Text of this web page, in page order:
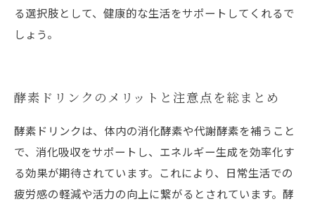
る選択肢として、健康的な生活をサポートしてくれるで
しょう。
酵素ドリンクのメリットと注意点を総まとめ
酵素ドリンクは、体内の消化酵素や代謝酵素を補うこと
で、消化吸収をサポートし、エネルギー生成を効率化す
る効果が期待されています。これにより、日常生活での
疲労感の軽減や活力の向上に繋がるとされています。酵